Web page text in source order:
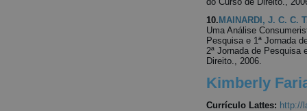
10. MAINARDI, J. C. C.
Uma Análise
Pesquisa e 1ª Jornada
2ª Jornada de Pesquisa
Direito., 2006.
Kimberly
Currículo Lattes: http://